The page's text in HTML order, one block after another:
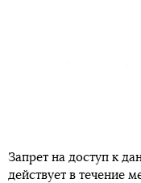
Запрет на доступ к
действует в течение